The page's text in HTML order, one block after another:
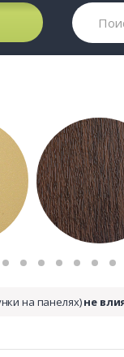
на панелях)не